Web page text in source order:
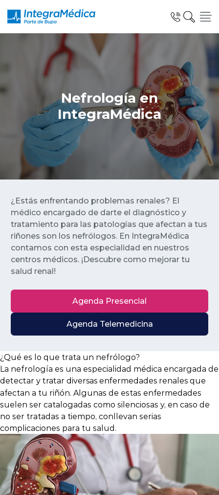
Especialidades y Servicios
Telemedicina Blua
Clínicas Dentales
Planes y Convenios
Pacientes Fonasa
Reserva de Horas
Mi Portal Bupa
modo claro
Nefrología en
IntegraMédica
¿Estás enfrentando problemas renales? El
médico encargado de darte el diagnóstico y
tratamiento para las patologías que afectan a tus
riñones son los nefrólogos. En IntegraMédica
contamos con esta especialidad en nuestros
centros médicos. ¡Descubre como mejorar tu
salud renal!
Agenda Presencial
Agenda Telemedicina
¿Qué es lo que trata un nefrólogo?
La nefrología es una especialidad médica encargada de
detectar y tratar diversas enfermedades renales que
afectan a tu riñón. Algunas de estas enfermedades
suelen ser catalogadas como silenciosas y, en caso de
no ser tratadas a tiempo, conllevan serias
complicaciones para tu salud.